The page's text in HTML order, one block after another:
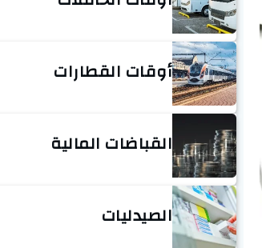
أوقات القطارات
القباضات المالية
الصيدليات